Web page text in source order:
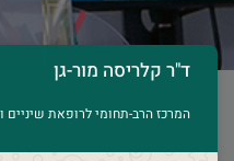
ד"ר קלריסה מור-גן
המרכז הרב-תחומי לרופאת שיניים